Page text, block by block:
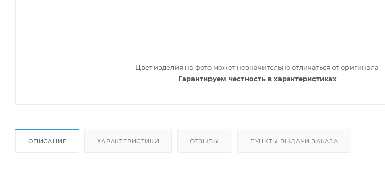
Цвет изделия на фото может незначительно отличаться от оригинала
Гарантируем честность в характеристиках
ОПИСАНИЕ ХАРАКТЕРИСТИКИ ОТЗЫВЫ ПУНКТЫ ВЫДАЧИ ЗАКАЗА